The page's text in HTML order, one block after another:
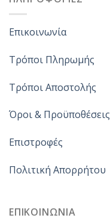
Επικοινωνία
Τρόποι Πληρωμής
Τρόποι Αποστολής
Όροι & Προϋποθέσεις
Επιστροφές
Πολιτική Απορρήτου
ΕΠΙΚΟΙΝΩΝΙΑ